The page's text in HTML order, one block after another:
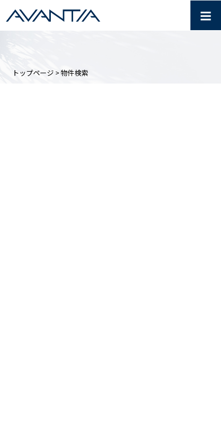
【AVANTIA】 物件検索 ≡
トップページ > 物件検索